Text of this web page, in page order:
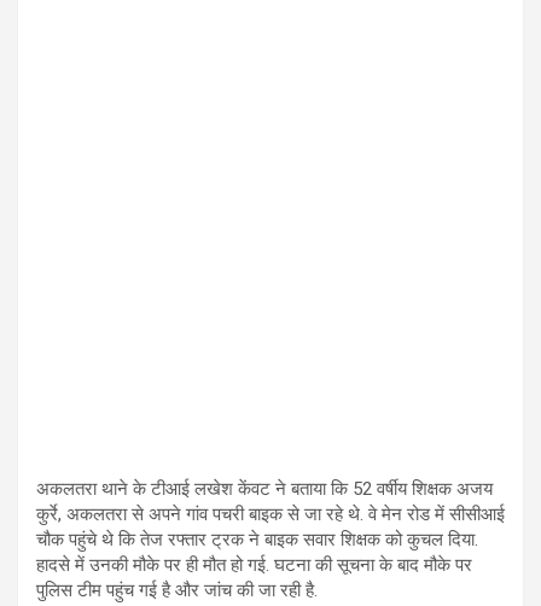
अकलतरा थाने के टीआई लखेश केंवट ने बताया कि 52 वर्षीय शिक्षक अजय
कुर्रे, अकलतरा से अपने गांव पचरी बाइक से जा रहे थे. वे मेन रोड में सीसीआई
चौक पहुंचे थे कि तेज रफ्तार ट्रक ने बाइक सवार शिक्षक को कुचल दिया.
हादसे में उनकी मौके पर ही मौत हो गई. घटना की सूचना के बाद मौके पर
पुलिस टीम पहुंच गई है और जांच की जा रही है.